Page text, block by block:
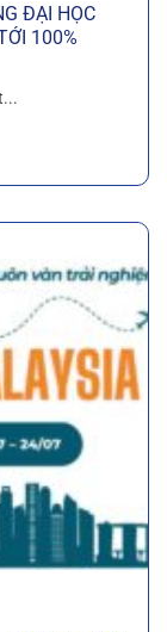
ĐẠI HỌC
100%